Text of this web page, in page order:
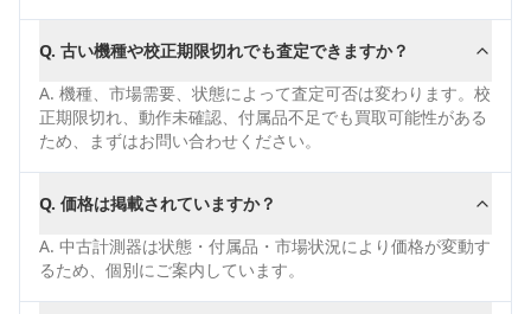
Q. 古い機種や校正期限切れでも査定できますか？
A. 機種、市場需要、状態によって査定可否は変わります。校
正期限切れ、動作未確認、付属品不足でも買取可能性がある
ため、まずはお問い合わせください。
Q. 価格は掲載されていますか？
A. 中古計測器は状態・付属品・市場状況により価格が変動す
るため、個別にご案内しています。